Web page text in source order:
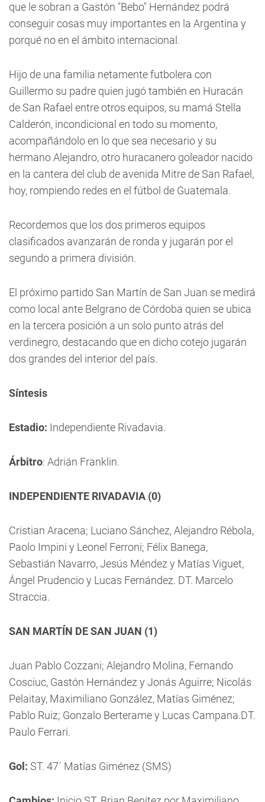
que le sobran a Gastón "Bebo" Hernández podrá
conseguir cosas muy importantes en la Argentina y
porqué no en el ámbito internacional.
Hijo de una familia netamente futbolera con
Guillermo su padre quien jugó también en Huracán
de San Rafael entre otros equipos, su mamá Stella
Calderón, incondicional en todo su momento,
acompañándolo en lo que sea necesario y su
hermano Alejandro, otro huracanero goleador nacido
en la cantera del club de avenida Mitre de San Rafael,
hoy, rompiendo redes en el fútbol de Guatemala.
Recordemos que los dos primeros equipos
clasificados avanzarán de ronda y jugarán por el
segundo a primera división.
El próximo partido San Martín de San Juan se medirá
como local ante Belgrano de Córdoba quien se ubica
en la tercera posición a un solo punto atrás del
verdinegro, destacando que en dicho cotejo jugarán
dos grandes del interior del país.
Síntesis
Estadio: Independiente Rivadavia.
Árbitro: Adrián Franklin.
INDEPENDIENTE RIVADAVIA (0)
Cristian Aracena; Luciano Sánchez, Alejandro Rébola,
Paolo Impini y Leonel Ferroni; Félix Banega,
Sebastián Navarro, Jesús Méndez y Matías Viguet,
Ángel Prudencio y Lucas Fernández. DT. Marcelo
Straccia.
SAN MARTÍN DE SAN JUAN (1)
Juan Pablo Cozzani; Alejandro Molina, Fernando
Cosciuc, Gastón Hernández y Jonás Aguirre; Nicolás
Pelaitay, Maximiliano González, Matías Giménez;
Pablo Ruiz; Gonzalo Berterame y Lucas Campana.DT.
Paulo Ferrari.
Gol: ST. 47´ Matías Giménez (SMS)